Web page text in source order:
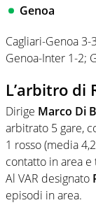
Genoa
Cagliari-Genoa
Genoa-Inter 1-2;
L’arbitro di
Dirige Marco Di
arbitrato 5 gare,
1 rosso (media
contatto in area
Al VAR designato
episodi in area.